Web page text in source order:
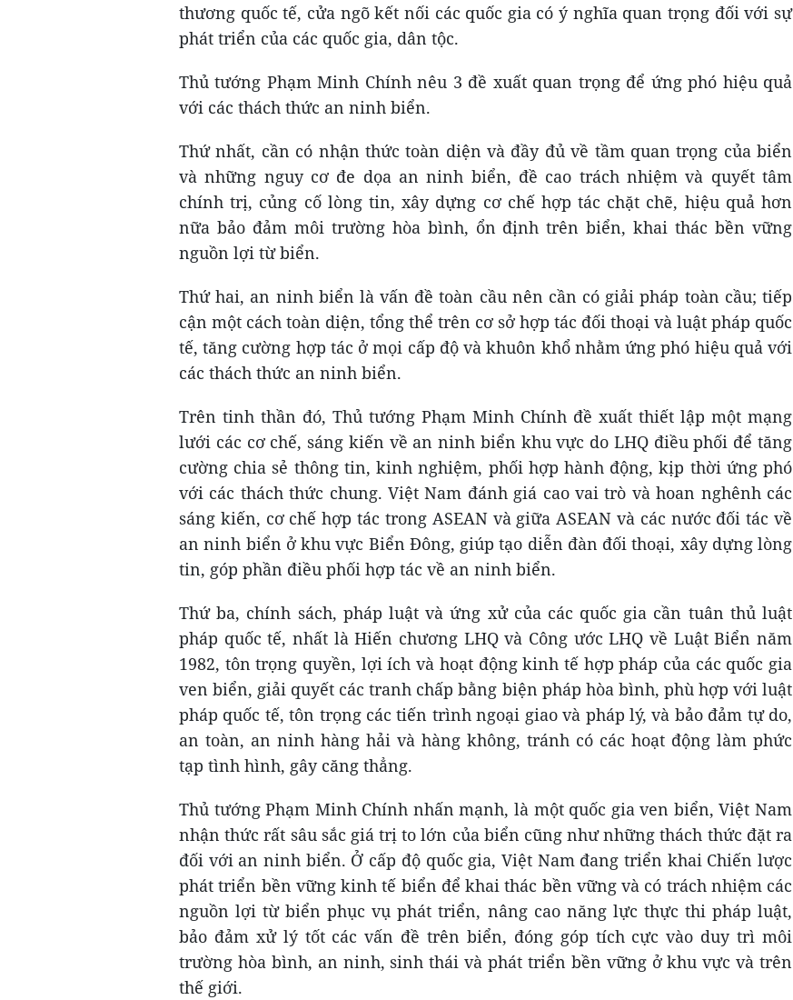
thương quốc tế, cửa ngõ kết nối các quốc gia có ý nghĩa quan trọng đối với sự
phát triển của các quốc gia, dân tộc.
Thủ tướng Phạm Minh Chính nêu 3 đề xuất quan trọng để ứng phó hiệu quả
với các thách thức an ninh biển.
Thứ nhất, cần có nhận thức toàn diện và đầy đủ về tầm quan trọng của biển
và những nguy cơ đe dọa an ninh biển, đề cao trách nhiệm và quyết tâm
chính trị, củng cố lòng tin, xây dựng cơ chế hợp tác chặt chẽ, hiệu quả hơn
nữa bảo đảm môi trường hòa bình, ổn định trên biển, khai thác bền vững
nguồn lợi từ biển.
Thứ hai, an ninh biển là vấn đề toàn cầu nên cần có giải pháp toàn cầu; tiếp
cận một cách toàn diện, tổng thể trên cơ sở hợp tác đối thoại và luật pháp quốc
tế, tăng cường hợp tác ở mọi cấp độ và khuôn khổ nhằm ứng phó hiệu quả với
các thách thức an ninh biển.
Trên tinh thần đó, Thủ tướng Phạm Minh Chính đề xuất thiết lập một mạng
lưới các cơ chế, sáng kiến về an ninh biển khu vực do LHQ điều phối để tăng
cường chia sẻ thông tin, kinh nghiệm, phối hợp hành động, kịp thời ứng phó
với các thách thức chung. Việt Nam đánh giá cao vai trò và hoan nghênh các
sáng kiến, cơ chế hợp tác trong ASEAN và giữa ASEAN và các nước đối tác về
an ninh biển ở khu vực Biển Đông, giúp tạo diễn đàn đối thoại, xây dựng lòng
tin, góp phần điều phối hợp tác về an ninh biển.
Thứ ba, chính sách, pháp luật và ứng xử của các quốc gia cần tuân thủ luật
pháp quốc tế, nhất là Hiến chương LHQ và Công ước LHQ về Luật Biển năm
1982, tôn trọng quyền, lợi ích và hoạt động kinh tế hợp pháp của các quốc gia
ven biển, giải quyết các tranh chấp bằng biện pháp hòa bình, phù hợp với luật
pháp quốc tế, tôn trọng các tiến trình ngoại giao và pháp lý, và bảo đảm tự do,
an toàn, an ninh hàng hải và hàng không, tránh có các hoạt động làm phức
tạp tình hình, gây căng thẳng.
Thủ tướng Phạm Minh Chính nhấn mạnh, là một quốc gia ven biển, Việt Nam
nhận thức rất sâu sắc giá trị to lớn của biển cũng như những thách thức đặt ra
đối với an ninh biển. Ở cấp độ quốc gia, Việt Nam đang triển khai Chiến lược
phát triển bền vững kinh tế biển để khai thác bền vững và có trách nhiệm các
nguồn lợi từ biển phục vụ phát triển, nâng cao năng lực thực thi pháp luật,
bảo đảm xử lý tốt các vấn đề trên biển, đóng góp tích cực vào duy trì môi
trường hòa bình, an ninh, sinh thái và phát triển bền vững ở khu vực và trên
thế giới.